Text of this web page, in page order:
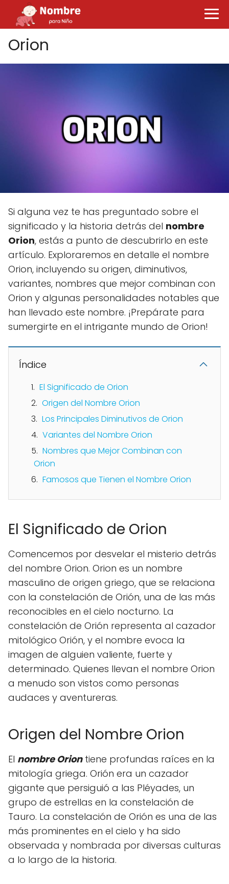
Orion
Si alguna vez te has preguntado sobre el
significado y la historia detrás del nombre
Orion, estás a punto de descubrirlo en este
artículo. Exploraremos en detalle el nombre
Orion, incluyendo su origen, diminutivos,
variantes, nombres que mejor combinan con
Orion y algunas personalidades notables que
han llevado este nombre. ¡Prepárate para
sumergirte en el intrigante mundo de Orion!
Índice
El Significado de Orion
Origen del Nombre Orion
Los Principales Diminutivos de Orion
Variantes del Nombre Orion
Nombres que Mejor Combinan con
Orion
Famosos que Tienen el Nombre Orion
El Significado de Orion
Comencemos por desvelar el misterio detrás
del nombre Orion. Orion es un nombre
masculino de origen griego, que se relaciona
con la constelación de Orión, una de las más
reconocibles en el cielo nocturno. La
constelación de Orión representa al cazador
mitológico Orión, y el nombre evoca la
imagen de alguien valiente, fuerte y
determinado. Quienes llevan el nombre Orion
a menudo son vistos como personas
audaces y aventureras.
Origen del Nombre Orion
El nombre Oriontiene profundas raíces en la
mitología griega. Orión era un cazador
gigante que persiguió a las Pléyades, un
grupo de estrellas en la constelación de
Tauro. La constelación de Orión es una de las
más prominentes en el cielo y ha sido
observada y nombrada por diversas culturas
a lo largo de la historia.